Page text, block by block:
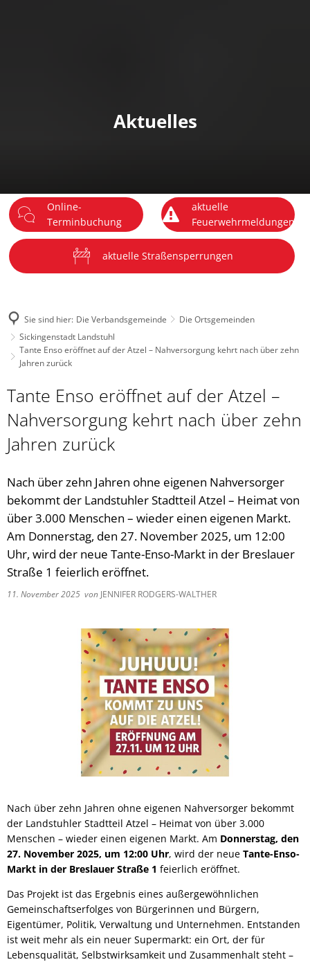
Aktuelles
Online-
Terminbuchung
aktuelle
Feuerwehrmeldungen
aktuelle Straßensperrungen
Sie sind hier: Die Verbandsgemeinde
Die Ortsgemeinden
Sickingenstadt Landstuhl
Tante Enso eröffnet auf der Atzel – Nahversorgung kehrt nach über zehn
Jahren zurück
Tante Enso eröffnet auf der Atzel –
Nahversorgung kehrt nach über zehn
Jahren zurück
Nach über zehn Jahren ohne eigenen Nahversorger
bekommt der Landstuhler Stadtteil Atzel – Heimat von
über 3.000 Menschen – wieder einen eigenen Markt.
Am Donnerstag, den 27. November 2025, um 12:00
Uhr, wird der neue Tante-Enso-Markt in der Breslauer
Straße 1 feierlich eröffnet.
11. November 2025 von JENNIFER RODGERS-WALTHER
Nach über zehn Jahren ohne eigenen Nahversorger bekommt
der Landstuhler Stadtteil Atzel – Heimat von über 3.000
Menschen – wieder einen eigenen Markt. Am Donnerstag, den
27. November 2025, um 12:00 Uhr, wird der neue Tante-Enso-
Markt in der Breslauer Straße 1 feierlich eröffnet.
Das Projekt ist das Ergebnis eines außergewöhnlichen
Gemeinschaftserfolges von Bürgerinnen und Bürgern,
Eigentümer, Politik, Verwaltung und Unternehmen. Entstanden
ist weit mehr als ein neuer Supermarkt: ein Ort, der für
Lebensqualität, Selbstwirksamkeit und Zusammenhalt steht –